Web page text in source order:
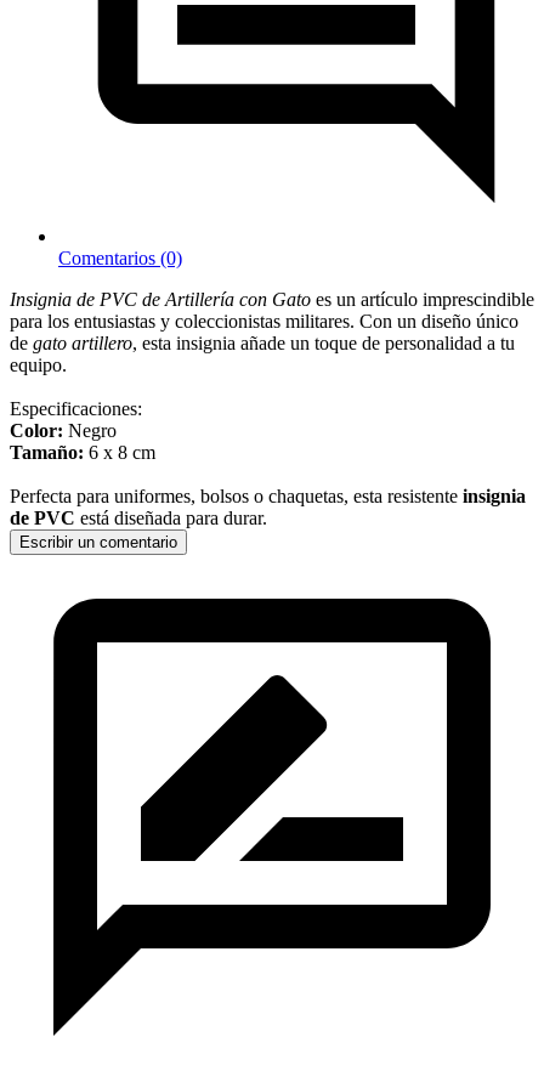
Comentarios (0)
Insignia de PVC de Artillería con Gato es un artículo imprescindible
para los entusiastas y coleccionistas militares. Con un diseño único
de gato artillero, esta insignia añade un toque de personalidad a tu
equipo.
Especificaciones:
Color: Negro
Tamaño: 6 x 8 cm
Perfecta para uniformes, bolsos o chaquetas, esta resistente insignia
de PVC está diseñada para durar.
Escribir un comentario